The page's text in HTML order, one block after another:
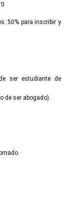
50% para inscribir y
ser estudiante de
de ser abogado).